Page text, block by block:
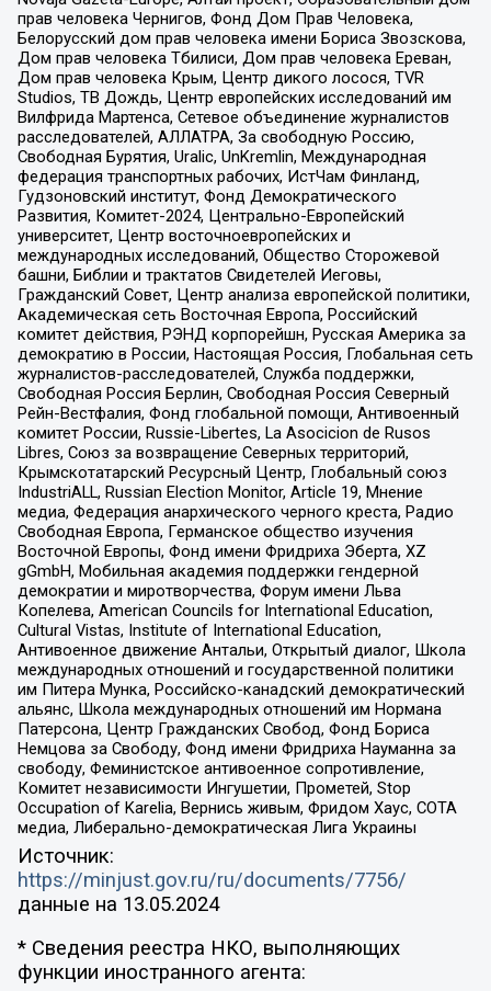
прав человека Чернигов, Фонд Дом Прав Человека,
Белорусский дом прав человека имени Бориса Звозскова,
Дом прав человека Тбилиси, Дом прав человека Ереван,
Дом прав человека Крым, Центр дикого лосося, TVR
Studios, ТВ Дождь, Центр европейских исследований им
Вилфрида Мартенса, Сетевое объединение журналистов
расследователей, АЛЛАТРА, За свободную Россию,
Свободная Бурятия, Uralic, UnKremlin, Международная
федерация транспортных рабочих, ИстЧам Финланд,
Гудзоновский институт, Фонд Демократического
Развития, Комитет-2024, Центрально-Европейский
университет, Центр восточноевропейских и
международных исследований, Общество Сторожевой
башни, Библии и трактатов Свидетелей Иеговы,
Гражданский Совет, Центр анализа европейской политики,
Академическая сеть Восточная Европа, Российский
комитет действия, РЭНД корпорейшн, Русская Америка за
демократию в России, Настоящая Россия, Глобальная сеть
журналистов-расследователей, Служба поддержки,
Свободная Россия Берлин, Свободная Россия Северный
Рейн-Вестфалия, Фонд глобальной помощи, Антивоенный
комитет России, Russie-Libertes, La Asocicion de Rusos
Libres, Союз за возвращение Северных территорий,
Крымскотатарский Ресурсный Центр, Глобальный союз
IndustriALL, Russian Election Monitor, Article 19, Мнение
медиа, Федерация анархического черного креста, Радио
Свободная Европа, Германское общество изучения
Восточной Европы, Фонд имени Фридриха Эберта, XZ
gGmbH, Мобильная академия поддержки гендерной
демократии и миротворчества, Форум имени Льва
Копелева, American Councils for International Education,
Cultural Vistas, Institute of International Education,
Антивоенное движение Антальи, Открытый диалог, Школа
международных отношений и государственной политики
им Питера Мунка, Российско-канадский демократический
альянс, Школа международных отношений им Нормана
Патерсона, Центр Гражданских Свобод, Фонд Бориса
Немцова за Свободу, Фонд имени Фридриха Науманна за
свободу, Феминистское антивоенное сопротивление,
Комитет независимости Ингушетии, Прометей, Stop
Occupation of Karelia, Вернись живым, Фридом Хаус, СОТА
медиа, Либерально-демократическая Лига Украины
Источник:
https://minjust.gov.ru/ru/documents/7756/
данные на 13.05.2024
* Сведения реестра НКО, выполняющих
функции иностранного агента: